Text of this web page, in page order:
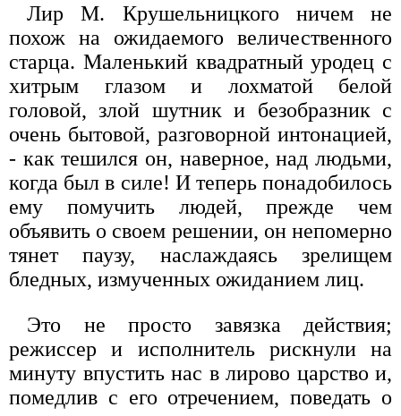
Лир М. Крушельницкого ничем не
похож на ожидаемого величественного
старца. Маленький квадратный уродец с
хитрым глазом и лохматой белой
головой, злой шутник и безобразник с
очень бытовой, разговорной интонацией,
- как тешился он, наверное, над людьми,
когда был в силе! И теперь понадобилось
ему помучить людей, прежде чем
объявить о своем решении, он непомерно
тянет паузу, наслаждаясь зрелищем
бледных, измученных ожиданием лиц.
Это не просто завязка действия;
режиссер и исполнитель рискнули на
минуту впустить нас в лирово царство и,
помедлив с его отречением, поведать о